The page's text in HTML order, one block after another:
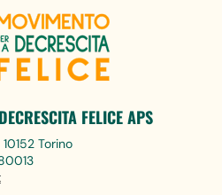
FELICE APS
Torino